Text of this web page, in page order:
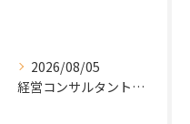
2026/08/05
経営コンサルタントのモーちゃん・毛利京申です。